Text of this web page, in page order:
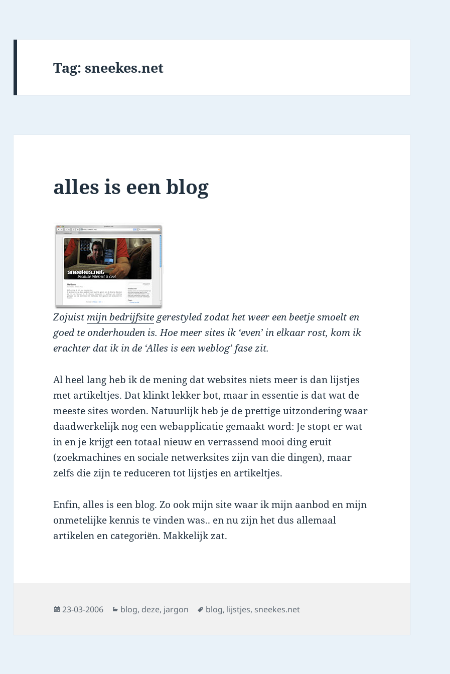
Tag:sneekes.net
alles is een blog
Zojuist mijn bedrijfsite gerestyled zodat het weer een beetje smoelt en
goed te onderhouden is. Hoe meer sites ik ‘even’ in elkaar rost, kom ik
erachter dat ik in de ‘Alles is een weblog’ fase zit.
Al heel lang heb ik de mening dat websites niets meer is dan lijstjes
met artikeltjes. Dat klinkt lekker bot, maar in essentie is dat wat de
meeste sites worden. Natuurlijk heb je de prettige uitzondering waar
daadwerkelijk nog een webapplicatie gemaakt word: Je stopt er wat
in en je krijgt een totaal nieuw en verrassend mooi ding eruit
(zoekmachines en sociale netwerksites zijn van die dingen), maar
zelfs die zijn te reduceren tot lijstjes en artikeltjes.
Enfin, alles is een blog. Zo ook mijn site waar ik mijn aanbod en mijn
onmetelijke kennis te vinden was.. en nu zijn het dus allemaal
artikelen en categoriën. Makkelijk zat.
Posted
23-03-2006 Categories
blog, deze, jargon Tags
blog, lijstjes, sneekes.net